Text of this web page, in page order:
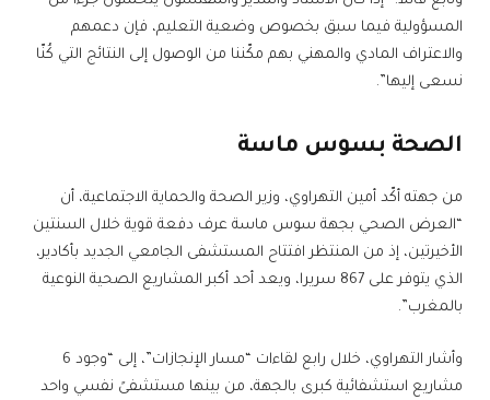
المسؤولية فيما سبق بخصوص وضعية التعليم، فإن دعمهم
والاعتراف المادي والمهني بهم مكّننا من الوصول إلى النتائج التي كُنّا
نسعى إليها”.
الصحة بسوس ماسة
من جهته أكّد أمين التهراوي، وزير الصحة والحماية الاجتماعية، أن
“العرض الصحي بجهة سوس ماسة عرف دفعة قوية خلال السنتين
الأخيرتين، إذ من المنتظر افتتاح المستشفى الجامعي الجديد بأكادير،
الذي يتوفر على 867 سريرا، ويعد أحد أكبر المشاريع الصحية النوعية
بالمغرب”.
وأشار التهراوي، خلال رابع لقاءات “مسار الإنجازات”، إلى “وجود 6
مشاريع استشفائية كبرى بالجهة، من بينها مستشفىً نفسي واحد